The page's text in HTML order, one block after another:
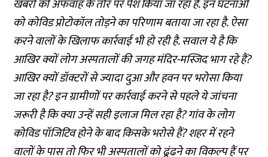
खबरों को अफवाह के तौर पर पेश किया जा रहा है. इन घटनाओं
को कोविड प्रोटोकॉल तोड़ने का परिणाम बताया जा रहा है. ऐसा
करने वालों के खिलाफ कार्रवाई भी हो रही है. सवाल ये है कि
आखिर क्यों लोग अस्पतालों की जगह मंदिर-मस्जिद भाग रहे हैं?
आखिर क्यों डॉक्टरों से ज्यादा दुआ और हवन पर भरोसा किया
जा रहा है? इन ग्रामीणों पर कार्रवाई करने से पहले ये जांचना
जरूरी है कि क्या उन्हें सही इलाज मिल रहा है? गांव के लोग
कोविड पॉजिटिव होने के बाद किसके भरोसे हैं? शहर में रहने
वालों के पास तो फिर भी अस्पतालों को ढूंढने का विकल्प हैं पर